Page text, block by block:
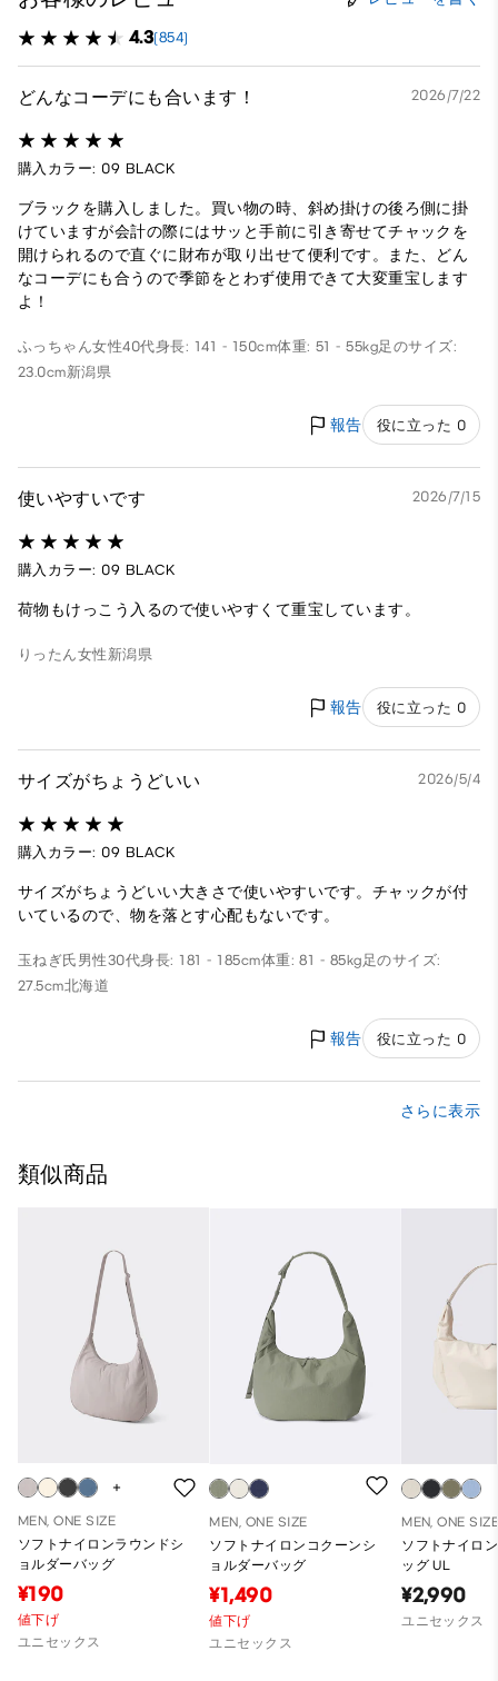
4.3(854)
どんなコーデにも合います！ 2026/7/22
購入カラー: 09 BLACK
ブラックを購入しました。買い物の時、斜め掛けの後ろ側に掛
けていますが会計の際にはサッと手前に引き寄せてチャックを
開けられるので直ぐに財布が取り出せて便利です。また、どん
なコーデにも合うので季節をとわず使用できて大変重宝します
よ！
ふっちゃん女性40代身長: 141 - 150cm体重: 51 - 55kg足のサイズ:
23.0cm新潟県
報告 役に立った 0
使いやすいです 2026/7/15
購入カラー: 09 BLACK
荷物もけっこう入るので使いやすくて重宝しています。
りったん女性 新潟県
報告 役に立った 0
サイズがちょうどいい 2026/5/4
購入カラー: 09 BLACK
サイズがちょうどいい大きさで使いやすいです。チャックが付
いているので、物を落とす心配もないです。
玉ねぎ氏 男性30代身長: 181 - 185cm体重: 81 - 85kg足のサイズ:
27.5cm北海道
報告 役に立った 0
さらに表示
類似商品
MEN, ONE SIZE
ソフトナイロンラウンドシ
ョルダーバッグ
¥190
値下げ
ユニセックス
MEN, ONE SIZE
ソフトナイロンコクーンシ
ョルダーバッグ
¥1,490
値下げ
ユニセックス
MEN, ONE
ソフトナイロ
ッグ UL
¥2,990
ユニセックス